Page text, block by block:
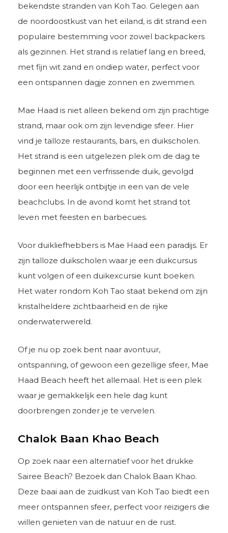
bekendste stranden van Koh Tao. Gelegen aan
de noordoostkust van het eiland, is dit strand een
populaire bestemming voor zowel backpackers
als gezinnen. Het strand is relatief lang en breed,
met fijn wit zand en ondiep water, perfect voor
een ontspannen dagje zonnen en zwemmen.
Mae Haad is niet alleen bekend om zijn prachtige
strand, maar ook om zijn levendige sfeer. Hier
vind je talloze restaurants, bars, en duikscholen.
Het strand is een uitgelezen plek om de dag te
beginnen met een verfrissende duik, gevolgd
door een heerlijk ontbijtje in een van de vele
beachclubs. In de avond komt het strand tot
leven met feesten en barbecues.
Voor duikliefhebbers is Mae Haad een paradijs. Er
zijn talloze duikscholen waar je een duikcursus
kunt volgen of een duikexcursie kunt boeken.
Het water rondom Koh Tao staat bekend om zijn
kristalheldere zichtbaarheid en de rijke
onderwaterwereld.
Of je nu op zoek bent naar avontuur,
ontspanning, of gewoon een gezellige sfeer, Mae
Haad Beach heeft het allemaal. Het is een plek
waar je gemakkelijk een hele dag kunt
doorbrengen zonder je te vervelen.
Chalok Baan Khao Beach
Op zoek naar een alternatief voor het drukke
Sairee Beach? Bezoek dan Chalok Baan Khao.
Deze baai aan de zuidkust van Koh Tao biedt een
meer ontspannen sfeer, perfect voor reizigers die
willen genieten van de natuur en de rust.